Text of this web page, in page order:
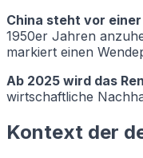
China steht vor
1950er Jahren
markiert einen
Ab 2025 wird das
wirtschaftliche
Kontext der